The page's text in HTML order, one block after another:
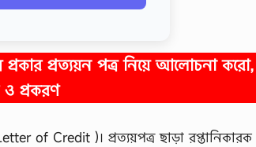
প্রকার প্রত্যয়ন পত্র নিয়ে আলোচনা
ও প্রকরণ
of Credit )। প্রত্যয়পত্র ছাড়া রপ্তানিকারক